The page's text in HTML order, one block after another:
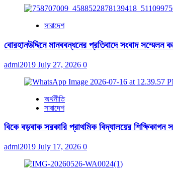
সারাদেশ
বোরহানউদ্দিনে মানববন্ধনের প্রতিবাদে সংবাদ
admi2019 July 27, 2026 0
অর্থনীতি
সারাদেশ
বিকে বড়বাক সরকারি প্রাথমিক বিদ্যালয়ের শিক্ষিকাগন
admi2019 July 17, 2026 0